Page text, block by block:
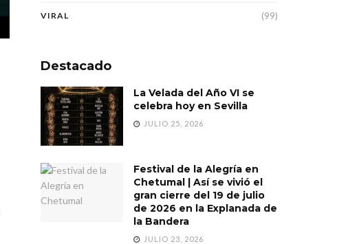
VIRAL (99)
Destacado
La Velada del Año VI se
celebra hoy en Sevilla
JULIO 25, 2026
Festival de la Alegría en
Chetumal | Así se vivió el
gran cierre del 19 de julio
de 2026 en la Explanada de
la Bandera
JULIO 23, 2026